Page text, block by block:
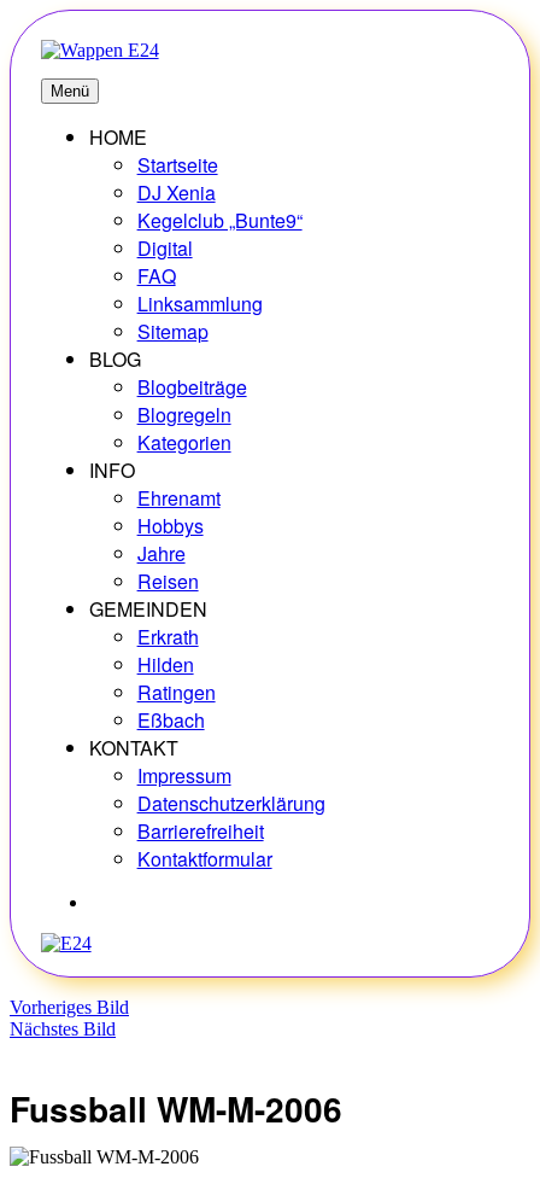
Zum
Inhalt
springen
E24
Erlebnisse – Hobbys – Vielfalt
Menü
HOME
Startseite
DJ Xenia
Kegelclub „Bunte9“
Digital
FAQ
Linksammlung
Sitemap
BLOG
Blogbeiträge
Blogregeln
Kategorien
INFO
Ehrenamt
Hobbys
Jahre
Reisen
GEMEINDEN
Erkrath
Hilden
Ratingen
Eßbach
KONTAKT
Impressum
Datenschutzerklärung
Barrierefreiheit
Kontaktformular
Vorheriges Bild
Nächstes Bild
Fussball WM-M-2006